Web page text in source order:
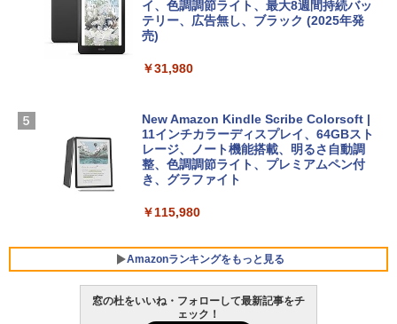
【Amazon.co.jp限定】 HP ノートパソコ
ン 15-fd 15.6インチ 16GBメモリ 512GB
SSD インテル Core 5
￥129,800
FMV ノートパソコン WE1-K3 (MS 365 P
ersonal/Copilotキー搭載/Win 11/15.6型/
Core i5/16GB/SSD 512GB/ホワイト) FM
VWK3E15W_AZ
￥39,582
ト): Java & Bedrock Edition | オンライ
￥3,600
FM TOWNS ハイパー・カタログ: 本体ハ
ェクトリストと最新エミュレータ紹介
イ、色調調節ライト、最大8週間持続バッ
テリー、広告無し、ブラック (2025年発
売)
￥31,980
New Amazon Kindle Scribe Colorsoft |
11インチカラーディスプレイ、64GBスト
レージ、ノート機能搭載、明るさ自動調
整、色調調節ライト、プレミアムペン付
き、グラファイト
￥115,980
Amazonランキングをもっと見る
窓の杜をいいね・フォローして最新記事をチ
ェック！